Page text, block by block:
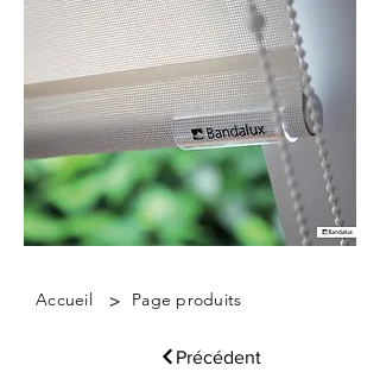
Accueil > Page produits
Précédent